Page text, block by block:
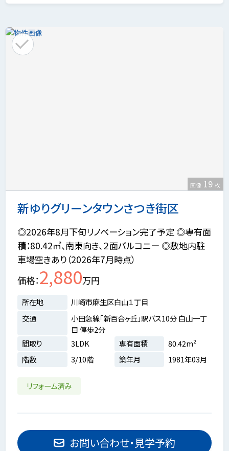
新ゆりグリーンタウンさつき街区
画像 19 枚
◎2026年8月下旬リノベーション完了予定 ◎専有面
積：80.42㎡、南東向き、２面バルコニー ◎敷地内駐
車場空きあり（2026年7月時点）
価格 2,880万円
所在地
川崎市麻生区白山１丁目
交通
小田急線「新百合ヶ丘」駅バス10分 白山一丁
目 停歩2分
間取り
3LDK 専有面積
80.42m²
階数
3/10階 築年月 1981年03月
リフォーム済み
お問い合わせ・見学予約